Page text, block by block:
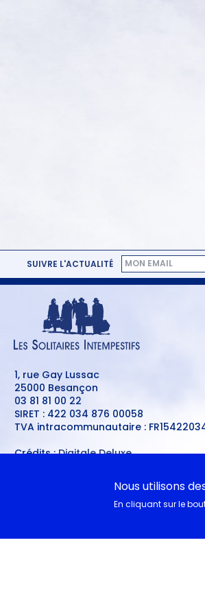
SUIVRE L'ACTUALITÉ
1, rue Gay Lussac
25000 Besançon
03 81 81 00 22
SIRET : 422 034 876 00058
TVA intracommunautaire :
Crédits :Digitale Deluxe
Nous utilisons
En cliquant sur le